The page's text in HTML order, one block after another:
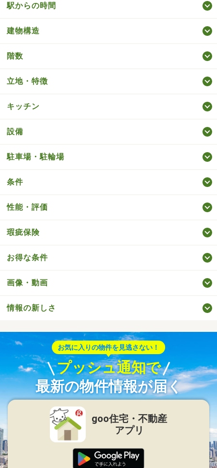
駅からの時間
建物構造
階数
立地・特徴
キッチン
設備
駐車場・駐輪場
条件
性能・評価
瑕疵保険
お得な条件
画像・動画
情報の新しさ
お気に入りの物件を見逃さない！
プッシュ通知で
最新の物件情報が届く
goo住宅・不動産
アプリ